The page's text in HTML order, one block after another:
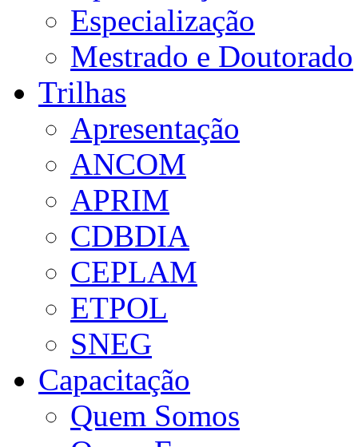
Especialização
Mestrado e Doutorado
Trilhas
Apresentação
ANCOM
APRIM
CDBDIA
CEPLAM
ETPOL
SNEG
Capacitação
Quem Somos